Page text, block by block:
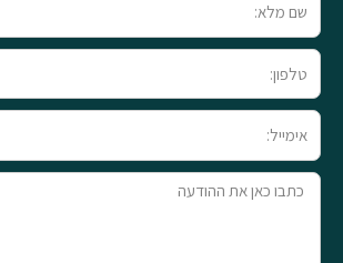
מלא
טלפון
טקסט